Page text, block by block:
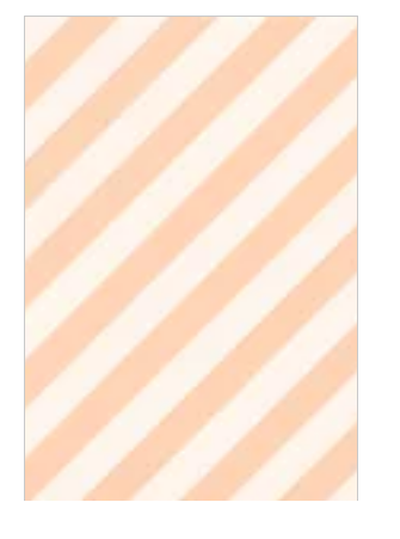
卒業後の進路
【ヘルスケア関連企業】OTC医薬品を通し
て人々のセルフケアをサポートする。
「健康に関わる仕事をしたい」と高校生の時に
医療関係の仕事を調べ、病院の薬剤師に興味を
持ったことから薬学部に進学した安藤睦美さ
ん。5年次の薬局実習先で、OTC医薬品
（OverTheCounter薬局やドラッグストアなど
の店頭で買える医薬品）に詳しい薬剤師に出会
ったことが転機となった